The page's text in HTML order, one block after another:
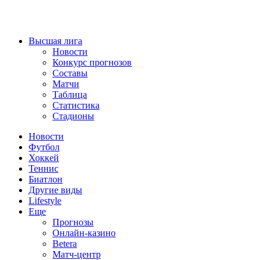
Высшая лига
Новости
Конкурс прогнозов
Составы
Матчи
Таблица
Статистика
Стадионы
Новости
Футбол
Хоккей
Теннис
Биатлон
Другие виды
Lifestyle
Еще
Прогнозы
Онлайн-казино
Betera
Матч-центр